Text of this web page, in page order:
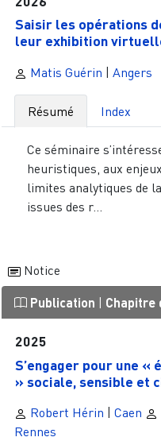
Saisir les opérations
leur exhibition
Matis Guérin Angers
Résumé Index
Ce séminaire
heuristiques, aux
limites analytiques de
issues des r...
Notice
Publication Chapitre
2025
S’engager pour une «
» sociale, sensible et
Robert Hérin Caen
Rennes